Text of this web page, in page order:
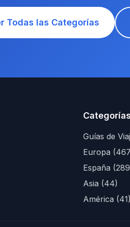
Todas las Categorías
Guías de
Europa
España
Asia (44)
América (41)